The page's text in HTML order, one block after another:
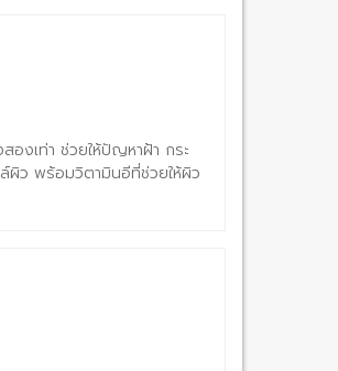
องเท่า ช่วยให้ปัญหาฝ้า กระ
ผิว พร้อมวิตามินอีที่ช่วยให้ผิว